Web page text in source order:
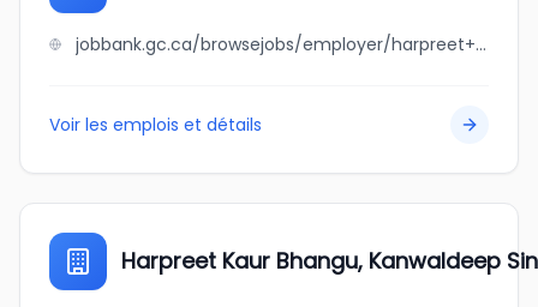
jobbank.gc.ca/browsejobs/employer/harpreet+and+pawandeep+gujral/ca
Voir les emplois et détails
Harpreet Kaur Bhangu, Kanwaldeep